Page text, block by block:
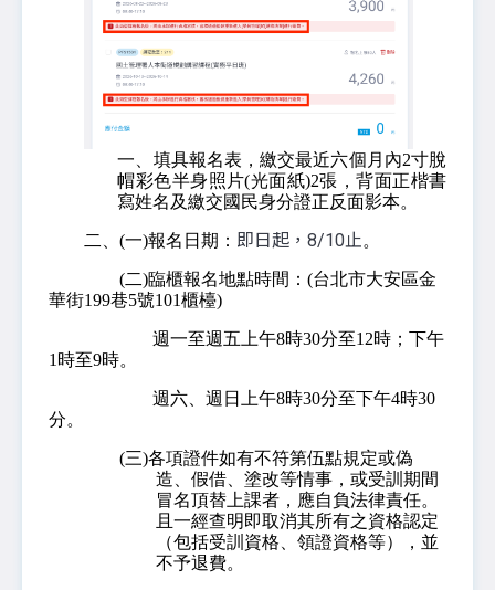
一、填具報名表，繳交最近六個月內2寸脫
帽彩色半身照片(光面紙)2張，背面正楷書
寫姓名及繳交國民身分證正反面影本。
二、(一)報名日期： 即日起，8/10止。
(二)臨櫃報名地點時間：(台北市大安區金
華街199巷5號101櫃檯)
週一至週五上午8時30分至12時；下午
1時至9時。
週六、週日上午8時30分至下午4時30
分。
(三)各項證件如有不符第伍點規定或偽
造、假借、塗改等情事，或受訓期間
冒名頂替上課者，應自負法律責任。
且一經查明即取消其所有之資格認定
（包括受訓資格、領證資格等），並
不予退費。